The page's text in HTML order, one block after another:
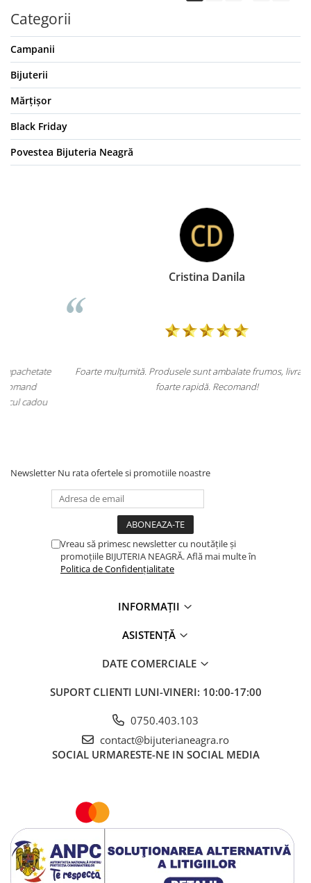
Categorii
Campanii
Bijuterii
Mărțișor
Black Friday
Povestea Bijuteria Neagră
Cristina Danila
Foarte mulțumită. Produsele sunt ambalate frumos, livrarea a fost
foarte rapidă. Recomand!
Newsletter Nu rata ofertele si promotiile noastre
Vreau să primesc newsletter cu noutățile și
promoțiile BIJUTERIA NEAGRĂ. Află mai multe în
Politica de Confidențialitate
INFORMAȚII
ASISTENȚĂ
DATE COMERCIALE
SUPORT CLIENTI LUNI-VINERI: 10:00-17:00
0750.403.103
contact@bijuterianeagra.ro
SOCIAL URMARESTE-NE IN SOCIAL MEDIA